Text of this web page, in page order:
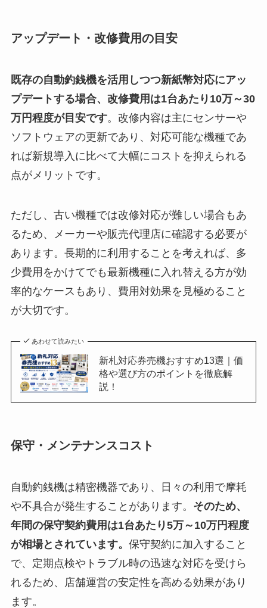
アップデート・改修費用の目安
既存の自動釣銭機を活用しつつ新紙幣対応にアッ
プデートする場合、改修費用は1台あたり10万～30
万円程度が目安です。改修内容は主にセンサーや
ソフトウェアの更新であり、対応可能な機種であ
れば新規導入に比べて大幅にコストを抑えられる
点がメリットです。
ただし、古い機種では改修対応が難しい場合もあ
るため、メーカーや販売代理店に確認する必要が
あります。長期的に利用することを考えれば、多
少費用をかけてでも最新機種に入れ替える方が効
率的なケースもあり、費用対効果を見極めること
が大切です。
あわせて読みたい
新札対応券売機おすすめ13選｜価
格や選び方のポイントを徹底解
説！
保守・メンテナンスコスト
自動釣銭機は精密機器であり、日々の利用で摩耗
や不具合が発生することがあります。 そのため、
年間の保守契約費用は1台あたり5万～10万円程度
が相場とされています。 保守契約に加入すること
で、定期点検やトラブル時の迅速な対応を受けら
れるため、店舗運営の安定性を高める効果があり
ます。